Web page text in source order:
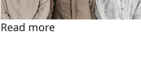
Read more